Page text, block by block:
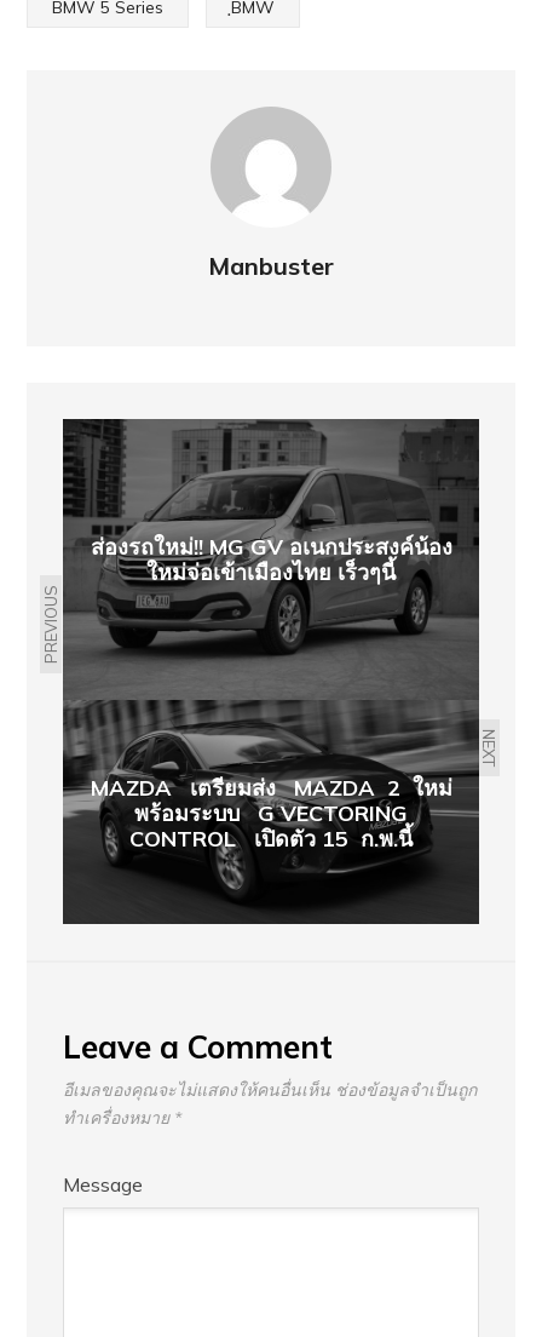
BMW 5 Series ฺBMW
Manbuster
PREVIOUS
ส่องรถใหม่!! MG GV อเนกประสงค์น้อง
ใหม่จ่อเข้าเมืองไทย เร็วๆนี้
NEXT
MAZDA เตรียมส่ง MAZDA 2 ใหม่
พร้อมระบบ G VECTORING
CONTROL เปิดตัว 15 ก.พ.นี้
Leave a Comment
อีเมลของคุณจะไม่แสดงให้คนอื่นเห็น ช่องข้อมูลจำเป็นถูก
ทำเครื่องหมาย *
Message